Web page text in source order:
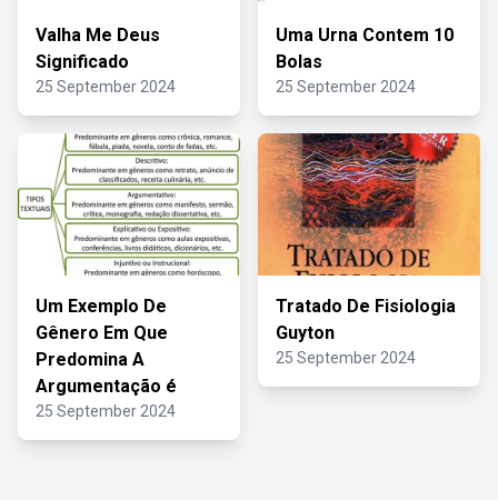
Valha Me Deus
Significado
25 September 2024
Uma Urna Contem 10
Bolas
25 September 2024
Um Exemplo De
Gênero Em Que
Predomina A
Argumentação é
25 September 2024
Tratado De Fisiologia
Guyton
25 September 2024